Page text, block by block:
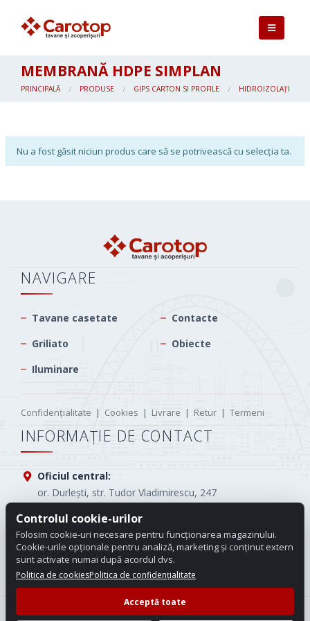
MEMBRANĂ HDPE SIMPLAN
PRINCIPALĂ PRODUSE GIPS CARTON SI PROFILE HIDROIZOLAȚIE
Nu a fost găsit niciun produs care să se potrivească cu selecția ta.
NAVIGARE
Tavane casetate
Griliato
Iluminare
Contacte
Obiecte
Confidențialitate | Cookies | Livrare | Retur | Termeni
INFORMAȚIE DE CONTACT
Oficiul central:
or. Durlești, str. Tudor Vladimirescu, 247
Tel.: (+373) 61005565
E-mail: info.carotop@gmail.com
Program de lucru: Luni - Vineri: 08:00 - 18:00
Controlul cookie-urilor
Folosim cookie-uri necesare pentru funcționarea magazinului.
Cookie-urile opționale pentru analiză, marketing și conținut extern
sunt activate numai după acordul dvs.
Politica de cookiesPolitica de confidențialitate
Acceptă toate